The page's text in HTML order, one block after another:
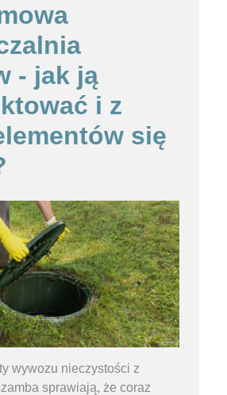
- jak ją
i z
się
wywozu nieczystości z
sprawiają, że coraz